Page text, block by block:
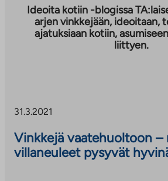
Ideoita kotiin -blogissa
arjen vinkkejään, ideoitaan,
ajatuksiaan kotiin,
liittyen.
31.3.2021
Vinkkejä vaatehuoltoon –
villaneuleet pysyvät